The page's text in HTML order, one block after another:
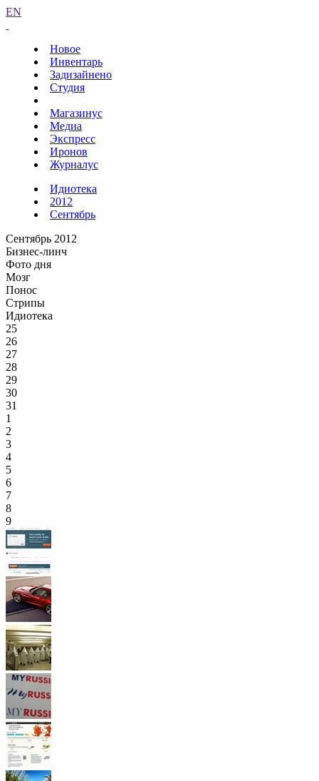
EN
Новое
Инвентарь
Задизайнено
Студия
Магазинус
Медиа
Экспресс
Иронов
Журналус
Идиотека
2012
Сентябрь
Сентябрь 2012
Бизнес-линч
Фото дня
Мозг
Понос
Стрипы
Идиотека
25
26
27
28
29
30
31
1
2
3
4
5
6
7
8
9